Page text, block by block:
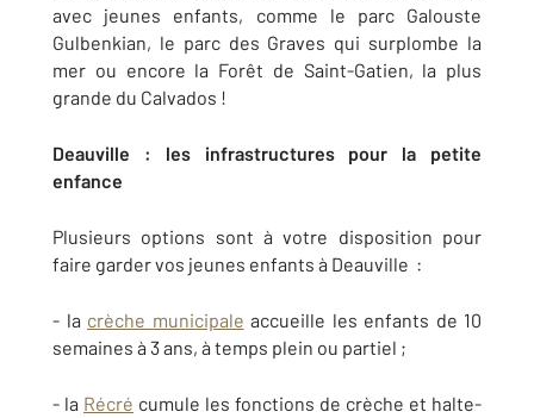
avec jeunes enfants, comme le parc Galouste
Gulbenkian, le parc des Graves qui surplombe la
mer ou encore la Forêt de Saint-Gatien, la plus
grande du Calvados !
Deauville : les infrastructures pour la petite
enfance
Plusieurs options sont à votre disposition pour
faire garder vos jeunes enfants à Deauville :
- la crèche municipale accueille les enfants de 10
semaines à 3 ans, à temps plein ou partiel ;
- la Récré cumule les fonctions de crèche et halte-